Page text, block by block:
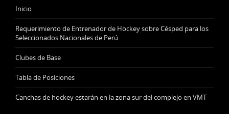
Inicio
Requerimiento de Entrenador de Hockey sobre Césped para los
Seleccionados Nacionales de Perú
Clubes de Base
Tabla de Posiciones
Canchas de hockey estarán en la zona sur del complejo en VMT